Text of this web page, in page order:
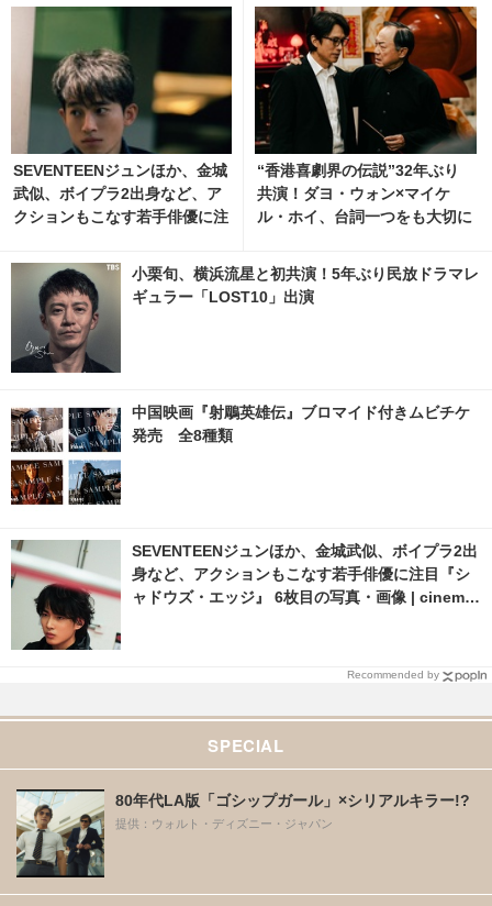
SEVENTEENジュンほか、金城
武似、ボイプラ2出身など、ア
クションもこなす若手俳優に注
目の写真・画像 | cinemacafe.
“香港喜劇界の伝説”32年ぶり
共演！ダヨ・ウォン×マイケ
ル・ホイ、台詞一つをも大切に
トダンス』
小栗旬、横浜流星と初共演！5年ぶり民放ドラマレ
ギュラー「LOST10」出演
中国映画『射鵰英雄伝』ブロマイド付きムビチケ
発売 全8種類
SEVENTEENジュンほか、金城武似、ボイプラ2出
身など、アクションもこなす若手俳優に注目『シ
ャドウズ・エッジ』 6枚目の写真・画像 | cinema
Recommended by
SPECIAL
80年代LA版「ゴシップガール」×シリアルキラー!?
提供：ウォルト・ディズニー・ジャパン